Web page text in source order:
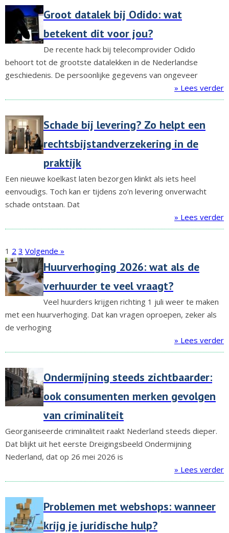
Groot datalek bij Odido: wat
betekent dit voor jou?
De recente hack bij telecomprovider Odido
behoort tot de grootste datalekken in de Nederlandse
geschiedenis. De persoonlijke gegevens van ongeveer
» Lees verder
Schade bij levering? Zo helpt een
rechtsbijstandverzekering in de
praktijk
Een nieuwe koelkast laten bezorgen klinkt als iets heel
eenvoudigs. Toch kan er tijdens zo’n levering onverwacht
schade ontstaan. Dat
» Lees verder
1 2 3 Volgende »
Huurverhoging 2026: wat als de
verhuurder te veel vraagt?
Veel huurders krijgen richting 1 juli weer te maken
met een huurverhoging. Dat kan vragen oproepen, zeker als
de verhoging
» Lees verder
Ondermijning steeds zichtbaarder:
ook consumenten merken gevolgen
van criminaliteit
Georganiseerde criminaliteit raakt Nederland steeds dieper.
Dat blijkt uit het eerste Dreigingsbeeld Ondermijning
Nederland, dat op 26 mei 2026 is
» Lees verder
Problemen met webshops: wanneer
krijg je juridische hulp?